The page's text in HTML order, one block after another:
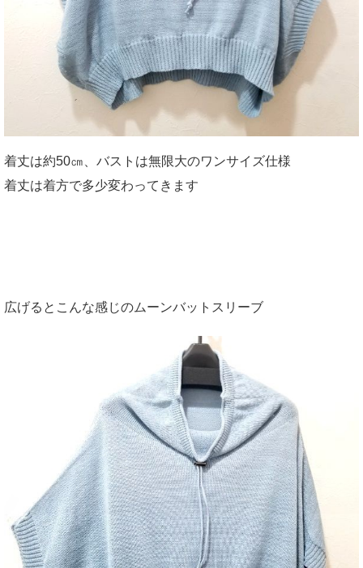
着丈は約50㎝、バストは無限大のワンサイズ仕様
着丈は着方で多少変わってきます
広げるとこんな感じのムーンバットスリーブ